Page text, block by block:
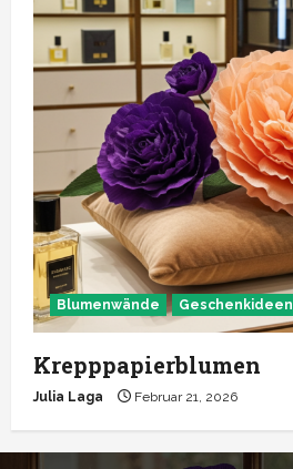
Blumenwände Geschenkideen
Krepppapierblumen
Julia Laga Februar 21, 2026